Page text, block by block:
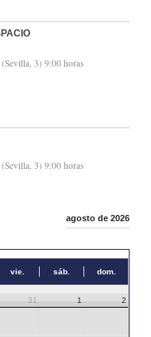
3) 9:00 horas
3) 9:00 horas
agosto de 2026
vie. sáb. dom.
31 1 2